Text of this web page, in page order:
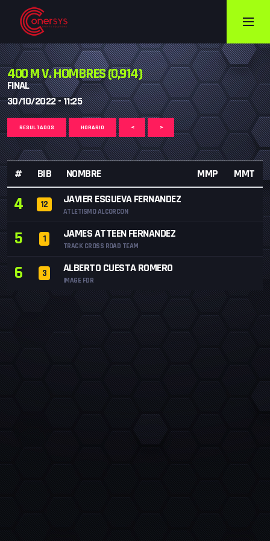
400 M V. HOMBRES (0,914)
FINAL
30/10/2022 - 11:25
RESULTADOS HORARIO < >
# BIB NOMBRE MMP MMT
4 12 JAVIER ESGUEVA FERNANDEZ
ATLETISMO ALCORCON
5 1 JAMES ATTEEN FERNANDEZ
TRACK CROSS ROAD TEAM
6 3 ALBERTO CUESTA ROMERO
IMAGE FDR